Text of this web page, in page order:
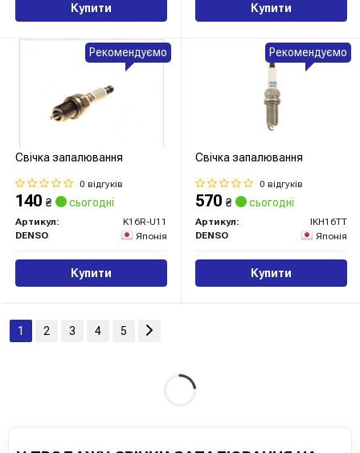
Купити Купити
Свічка запалювання
0 відгуків
140 ₴ сьогодні
Артикул:
K16R-U11
DENSO
Японія
Купити
Рекомендуємо
Свічка запалювання
0 відгуків
570 ₴ сьогодні
Артикул:
IKH16TT
DENSO
Японія
Купити
Рекомендуємо
1 2 3 4 5